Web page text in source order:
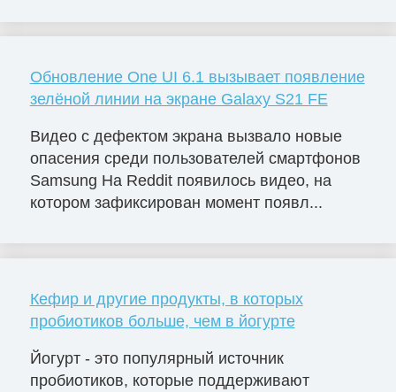
Обновление One UI 6.1 вызывает появление
зелёной линии на экране Galaxy S21 FE
Видео с дефектом экрана вызвало новые
опасения среди пользователей смартфонов
Samsung На Reddit появилось видео, на
котором зафиксирован момент появл...
Кефир и другие продукты, в которых
пробиотиков больше, чем в йогурте
Йогурт - это популярный источник
пробиотиков, которые поддерживают